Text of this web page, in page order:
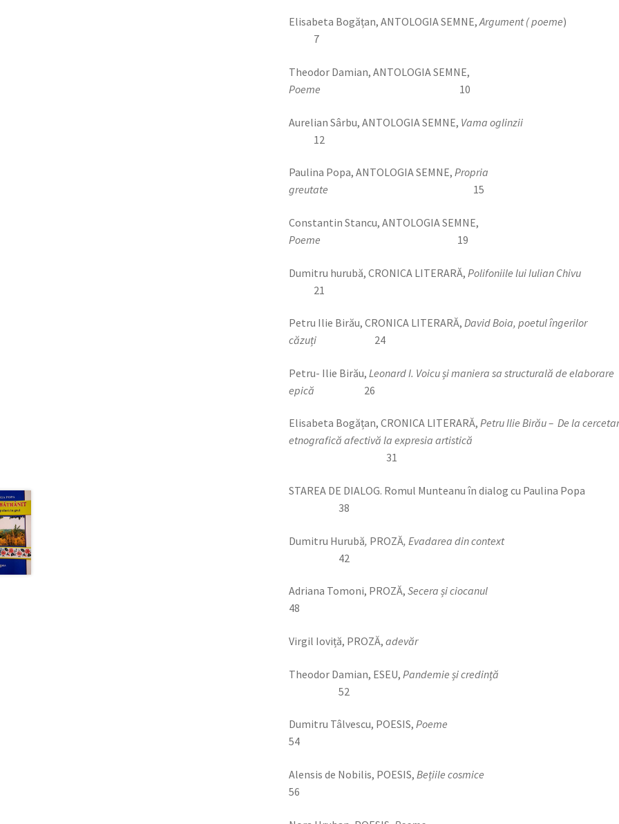
Elisabeta Bogățan, ANTOLOGIA SEMNE,Argument ( poeme
7
Theodor Damian, ANTOLOGIA SEMNE,
Poeme 10
Aurelian Sârbu, ANTOLOGIA SEMNE, Vama oglinzii
12
Paulina Popa, ANTOLOGIA SEMNE, Propria
greutate 15
Constantin Stancu, ANTOLOGIA SEMNE,
Poeme 19
Dumitru hurubă, CRONICA LITERARĂ, Polifoniile lui Iulian Chivu
21
Petru Ilie Birău, CRONICA LITERARĂ, David Boia, poetul îngerilor
căzuți24
Petru- Ilie Birău, Leonard I. Voicu și maniera sa structurală de elaborare
epică 26
Elisabeta Bogățan, CRONICA LITERARĂ, Petru Ilie Birău – De la
etnografică afectivă la expresia artistică
31
STAREA DE DIALOG. Romul Munteanu în dialog cu Paulina Popa
38
Dumitru Hurubă, PROZĂ, Evadarea din
42
Adriana Tomoni, PROZĂ, Secera și ciocanul
48
Virgil Ioviță, PROZĂ, adevăr
Theodor Damian, ESEU, Pandemie și credință
52
Dumitru Tâlvescu, POESIS, Poeme
54
Alensis de Nobilis, POESIS, Bețiile cosmice
56